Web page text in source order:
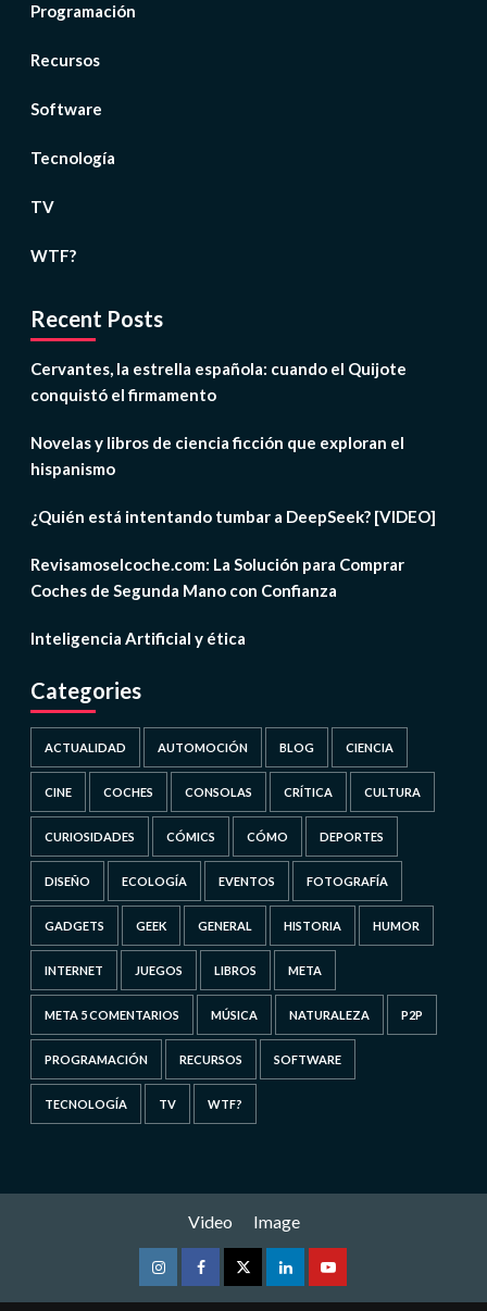
Programación
Recursos
Software
Tecnología
TV
WTF?
Recent Posts
Cervantes, la estrella española: cuando el Quijote
conquistó el firmamento
Novelas y libros de ciencia ficción que exploran el
hispanismo
¿Quién está intentando tumbar a DeepSeek? [VIDEO]
Revisamoselcoche.com: La Solución para Comprar
Coches de Segunda Mano con Confianza
Inteligencia Artificial y ética
Categories
ACTUALIDAD AUTOMOCIÓN BLOG CIENCIA
CINE COCHES CONSOLAS CRÍTICA CULTURA
CURIOSIDADES CÓMICS CÓMO DEPORTES
DISEÑO ECOLOGÍA EVENTOS FOTOGRAFÍA
GADGETS GEEK GENERAL HISTORIA HUMOR
INTERNET JUEGOS LIBROS META
META 5 COMENTARIOS MÚSICA NATURALEZA P2P
PROGRAMACIÓN RECURSOS SOFTWARE
TECNOLOGÍA TV WTF?
Video Image
InstagramFacebookTwitterLinkedinYoutube